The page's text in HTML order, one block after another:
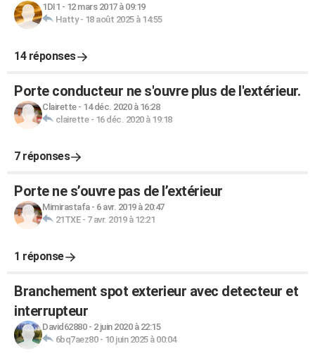
1DI1 - 12 mars 2017 à 09:19
Hatty- 18 août 2025 à 14:55
14 réponses
Porte conducteur ne s'ouvre plus de l'extérieur.
Clairette- 14 déc. 2020 à 16:28
clairette- 16 déc. 2020 à 19:18
7 réponses
Porte ne s’ouvre pas de l’extérieur
Mimirastafa- 6 avr. 2019 à 20:47
21TXE- 7 avr. 2019 à 12:21
1 réponse
Branchement spot exterieur avec detecteur et
interrupteur
David62880- 2 juin 2020 à 22:15
6bq7aez80- 10 juin 2025 à 00:04